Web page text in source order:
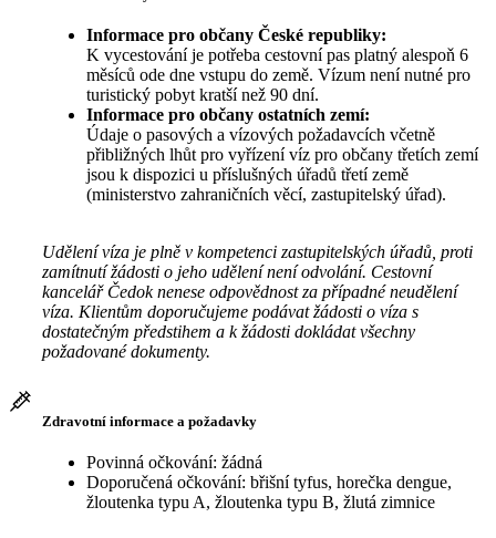
Informace pro občany České republiky:
K vycestování je potřeba cestovní pas platný alespoň 6
měsíců ode dne vstupu do země. Vízum není nutné pro
turistický pobyt kratší než 90 dní.
Informace pro občany ostatních zemí:
Údaje o pasových a vízových požadavcích včetně
přibližných lhůt pro vyřízení víz pro občany třetích zemí
jsou k dispozici u příslušných úřadů třetí země
(ministerstvo zahraničních věcí, zastupitelský úřad).
Udělení víza je plně v kompetenci zastupitelských úřadů, proti
zamítnutí žádosti o jeho udělení není odvolání. Cestovní
kancelář Čedok nenese odpovědnost za případné neudělení
víza. Klientům doporučujeme podávat žádosti o víza s
dostatečným předstihem a k žádosti dokládat všechny
požadované dokumenty.
Zdravotní informace a požadavky
Povinná očkování: žádná
Doporučená očkování: břišní tyfus, horečka dengue,
žloutenka typu A, žloutenka typu B, žlutá zimnice